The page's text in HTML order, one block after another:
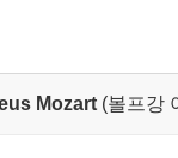
Mozart (볼프강